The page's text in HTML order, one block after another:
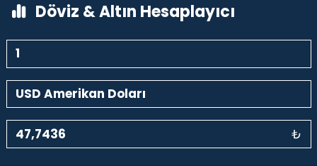
Döviz & Altın Hesaplayıcı
₺